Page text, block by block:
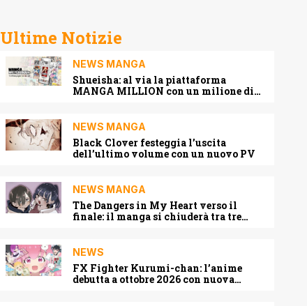
Ultime Notizie
NEWS MANGA
Shueisha: al via la piattaforma
MANGA MILLION con un milione di
NEWS MANGA
Black Clover festeggia l’uscita
dell’ultimo volume con un nuovo PV
NEWS MANGA
The Dangers in My Heart verso il
finale: il manga si chiuderà tra tre
NEWS
FX Fighter Kurumi-chan: l’anime
debutta a ottobre 2026 con nuova